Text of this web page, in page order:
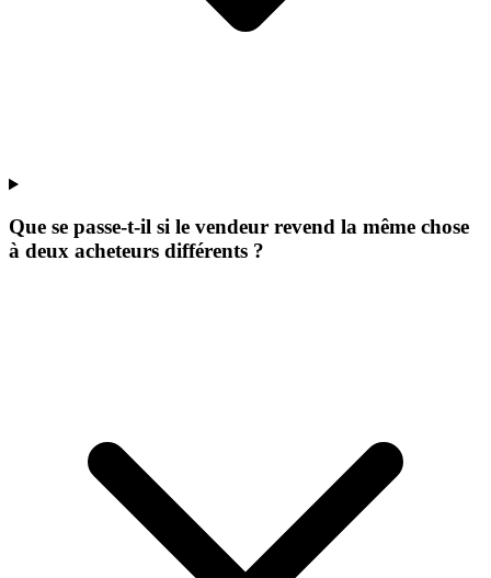
Que se passe-t-il si le vendeur revend la même chose
à deux acheteurs différents ?